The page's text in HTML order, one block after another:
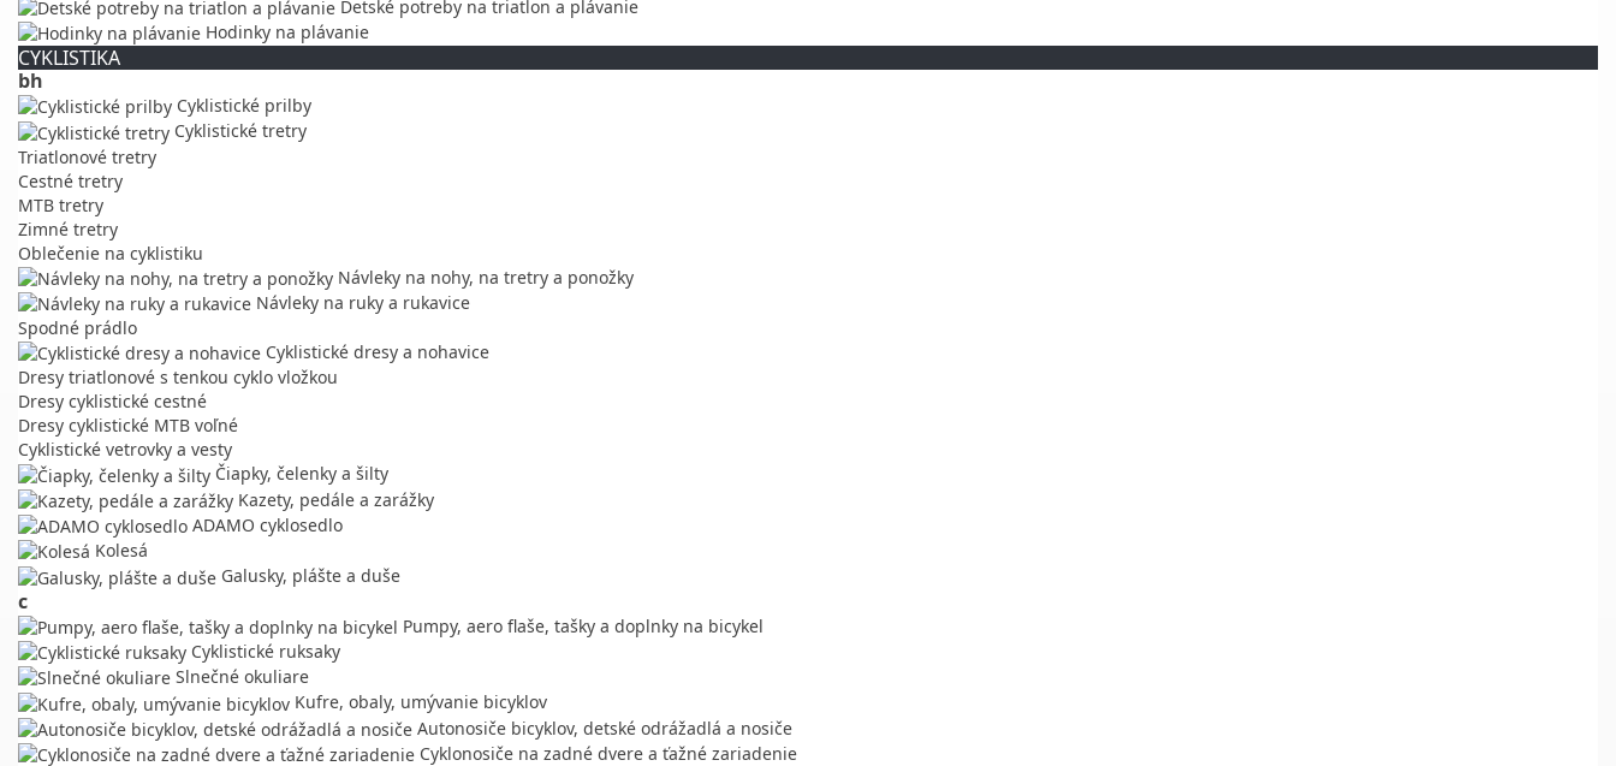
Detské potreby na triatlon a plávanie
Hodinky na plávanie
CYKLISTIKA
bh
Cyklistické prilby
Cyklistické tretry
Triatlonové tretry
Cestné tretry
MTB tretry
Zimné tretry
Oblečenie na cyklistiku
Návleky na nohy, na tretry a ponožky
Návleky na ruky a rukavice
Spodné prádlo
Cyklistické dresy a nohavice
Dresy triatlonové s tenkou cyklo vložkou
Dresy cyklistické cestné
Dresy cyklistické MTB voľné
Cyklistické vetrovky a vesty
Čiapky, čelenky a šilty
Kazety, pedále a zarážky
ADAMO cyklosedlo
Kolesá
Galusky, plášte a duše
c
Pumpy, aero flaše, tašky a doplnky na bicykel
Cyklistické ruksaky
Slnečné okuliare
Kufre, obaly, umývanie bicyklov
Autonosiče bicyklov, detské odrážadlá a nosiče
Cyklonosiče na zadné dvere a ťažné zariadenie